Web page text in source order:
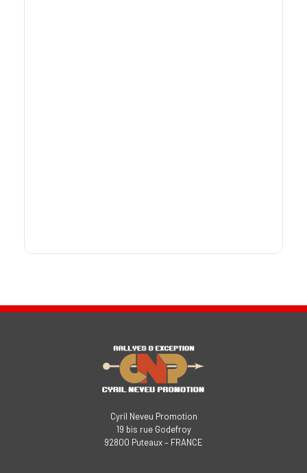
Cyril Neveu Promotion
19 bis rue Godefroy
92800 Puteaux – FRANCE